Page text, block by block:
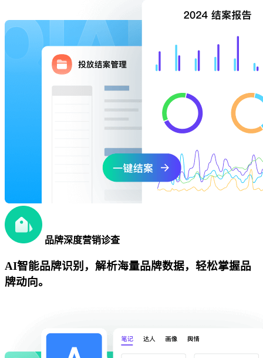
品牌深度营销诊查
AI智能品牌识别，解析海量品牌数据，轻松掌握品
牌动向。